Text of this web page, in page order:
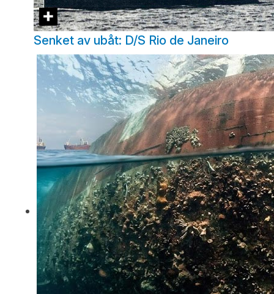
Senket av ubåt: D/S Rio de Janeiro